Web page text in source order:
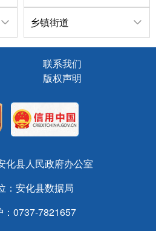
乡镇街道
联系我们
版权声明
化县人民政府办公室
：安化县数据局
：0737-7821657